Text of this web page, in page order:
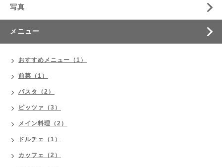
写真
メニュー
おすすめメニュー（1）
前菜（1）
パスタ（2）
ピッツァ（3）
メイン料理（2）
ドルチェ（1）
カッフェ（2）